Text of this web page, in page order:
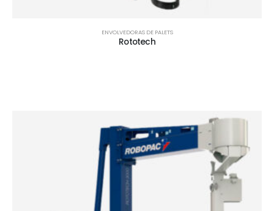
ENVOLVEDORAS DE PALETS
Rototech